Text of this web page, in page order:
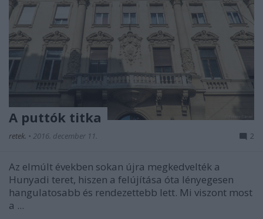
A puttók titka
retek. • 2016. december 11. 2
Az elmúlt években sokan újra megkedvelték a
Hunyadi teret, hiszen a felújítása óta lényegesen
hangulatosabb és rendezettebb lett. Mi viszont most
a ...